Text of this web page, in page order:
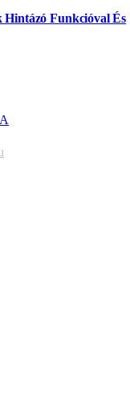
Hintázó Funkcióval És